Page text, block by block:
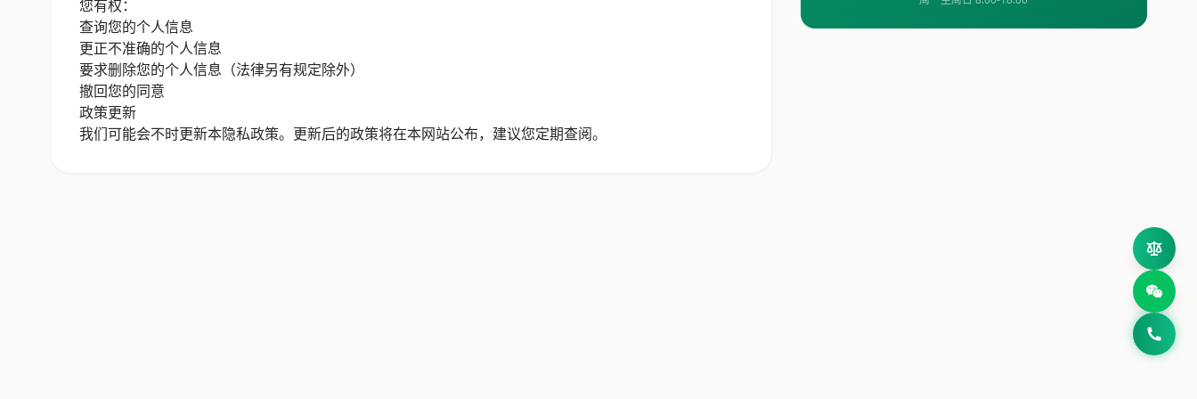
您有权：
查询您的个人信息
更正不准确的个人信息
要求删除您的个人信息（法律另有规定除外）
撤回您的同意
政策更新
我们可能会不时更新本隐私政策。更新后的政策将在本网站公布，建议您定期查阅。